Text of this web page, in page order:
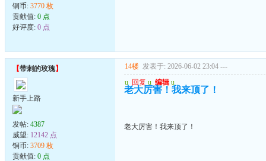
铜币: 3770 枚
贡献值: 0 点
好评度: 0 点
【带刺的玫瑰】
新手上路
发帖: 4387
威望: 12142 点
铜币: 3709 枚
贡献值: 0 点
14楼 发表于: 2026-06-02 23:04 ---
u 回复 u 编辑 u
老大厉害！我来顶了！
老大厉害！我来顶了！